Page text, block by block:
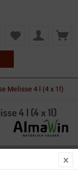
Melisse 4 l (4 x 1l)
4 l (4 x 1l)